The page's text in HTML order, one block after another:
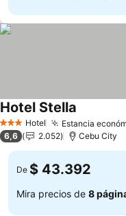
3 Estrellas
Hotel Estancia
Hotel Stella
6,6 2.052 Cebu City
De $ 43.392
Mira precios de 8